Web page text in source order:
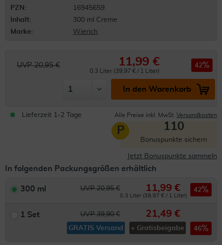
PZN:
16945659
Inhalt:
300 ml Creme
Marke:
Wierich
UVP 20,95 € 11,99 €
0.3 Liter (39,97 € / 1 Liter)
42
In den Warenkorb
Lieferzeit 1-2 Tage Alle Preise inkl. MwSt. Versandkosten
P 110
Bonuspunkte sichern
Jetzt Bonuspunkte sammeln
In folgenden Packungsgrößen erhältlich
300 ml UVP 20,95 € 11,99 €
0.3 Liter (39,97 € / 1 Liter)
42
1 Set UVP 39,90 € 21,49 €
GRATIS Versand + Gratisbeigabe 46